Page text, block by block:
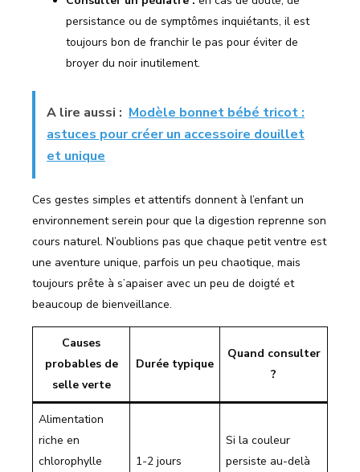
persistance ou de symptômes inquiétants, il est
toujours bon de franchir le pas pour éviter de
broyer du noir inutilement.
A lire aussi : Modèle bonnet bébé tricot :
astuces pour créer un accessoire douillet
et unique
Ces gestes simples et attentifs donnent à l’enfant un
environnement serein pour que la digestion reprenne son
cours naturel. N’oublions pas que chaque petit ventre est
une aventure unique, parfois un peu chaotique, mais
toujours prête à s’apaiser avec un peu de doigté et
beaucoup de bienveillance.
Causes
probables de
selle verte
Durée typique
Quand consulter
?
Alimentation
riche en
chlorophylle
1-2 jours
Si la couleur
persiste au-delà